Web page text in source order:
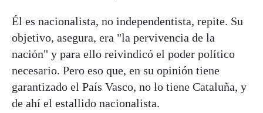
Él es nacionalista, no independentista, repite. Su
objetivo, asegura, era "la pervivencia de la
nación" y para ello reivindicó el poder político
necesario. Pero eso que, en su opinión tiene
garantizado el País Vasco, no lo tiene Cataluña, y
de ahí el estallido nacionalista.